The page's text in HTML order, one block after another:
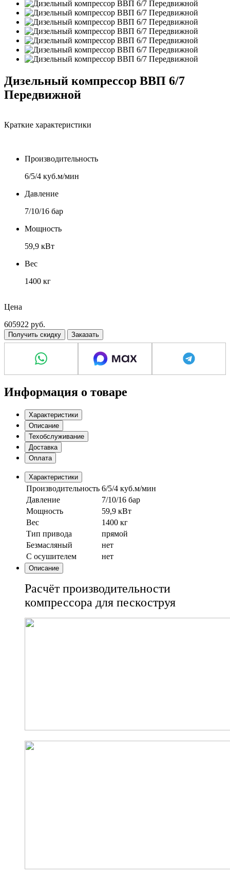
Дизельный компрессор ВВП 6/7
Передвижной
Краткие характеристики
Производительность
6/5/4 куб.м/мин
Давление
7/10/16 бар
Мощность
59,9 кВт
Вес
1400 кг
Цена
605922 руб.
Получить скидку Заказать
Информация о товаре
Характеристики
Описание
Техобслуживание
Доставка
Оплата
Характеристики
Производительность 6/5/4 куб.м/мин
Давление
7/10/16 бар
Мощность
59,9 кВт
Вес
1400 кг
Тип привода
прямой
Безмасляный
нет
С осушителем
нет
Описание
Расчёт производительности
компрессора для пескоструя